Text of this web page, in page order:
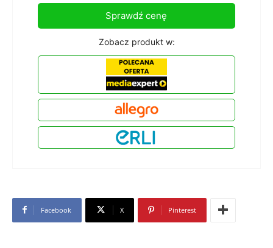
Sprawdź cenę
Zobacz produkt w:
Facebook X Pinterest